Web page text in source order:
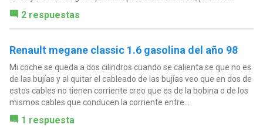
2 respuestas
Renault megane classic 1.6 gasolina del año 98
Mi coche se queda a dos cilindros cuando se calienta se que no es
de las bujías y al quitar el cableado de las bujías veo que en dos de
estos cables no tienen corriente creo que es de la bobina o de los
mismos cables que conducen la corriente entre...
1 respuesta